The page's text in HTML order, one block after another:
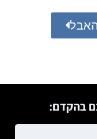
בהקדם: